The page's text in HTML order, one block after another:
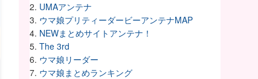
UMAアンテナ
ウマ娘プリティーダービーアンテナMAP
NEWまとめサイトアンテナ！
The 3rd
ウマ娘リーダー
ウマ娘まとめランキング